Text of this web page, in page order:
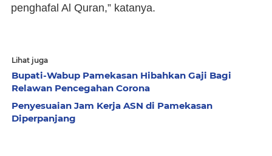
penghafal Al Quran,” katanya.
Lihat juga
Bupati-Wabup Pamekasan Hibahkan Gaji Bagi
Relawan Pencegahan Corona
Penyesuaian Jam Kerja ASN di Pamekasan
Diperpanjang